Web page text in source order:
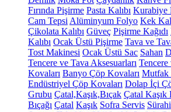
Fırında Pişirme Pasta Kalıbı Kurabiye
Cam Tepsi Alüminyum Folyo Kek
Çikolata Kalıbı Güveç Pişirme Kağıdı
Kalıbı Ocak Üstü Pişirme Tava ve
Tost Makinesi Ocak Üstü Sac Sahan
Tencere ve Tava Aksesuarları Tencere
Kovaları Banyo Çöp Kovaları Mutfak
Endüstriyel Çöp Kovaları Dolap İçi
Grubu Çatal,Kaşık,Bıçak Çatal Kaşık
Bıçağı Çatal Kaşık Sofra Servis Sürahi